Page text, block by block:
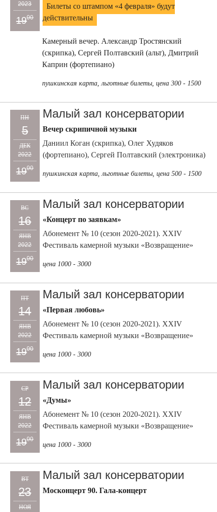
2023
1900
Билеты со штампом «4 февраля» будут
действительны
Камерный вечер. Александр Тростянский
(скрипка), Сергей Полтавский (альт), Дмитрий
Каприн (фортепиано)
пушкинская карта, льготные билеты, цена 300 - 1500
ПН
5
ДЕК
2022
1900
Малый зал консерватории
Вечер скрипичной музыки
Даниил Коган (скрипка), Олег Худяков
(фортепиано), Сергей Полтавский (электроника)
пушкинская карта, льготные билеты, цена 500 - 1500
ВС
16
ЯНВ
2022
1900
Малый зал консерватории
«Концерт по заявкам»
Абонемент № 10 (сезон 2020-2021). XXIV
Фестиваль камерной музыки «Возвращение»
цена 1000 - 3000
ПТ
14
ЯНВ
2022
1900
Малый зал консерватории
«Первая любовь»
Абонемент № 10 (сезон 2020-2021). XXIV
Фестиваль камерной музыки «Возвращение»
цена 1000 - 3000
СР
12
ЯНВ
2022
1900
Малый зал консерватории
«Думы»
Абонемент № 10 (сезон 2020-2021). XXIV
Фестиваль камерной музыки «Возвращение»
цена 1000 - 3000
ВТ
23
НОЯ
Малый зал консерватории
Москонцерт 90. Гала-концерт